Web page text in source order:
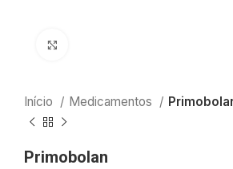
Início Medicamentos
Primobolan